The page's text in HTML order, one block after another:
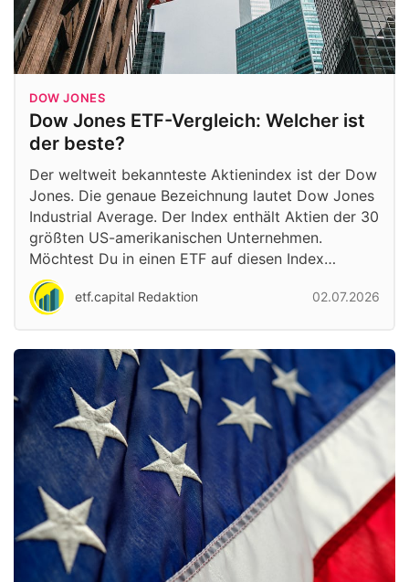
DOW JONES
Dow Jones ETF-Vergleich: Welcher ist
der beste?
Der weltweit bekannteste Aktienindex ist der Dow
Jones. Die genaue Bezeichnung lautet Dow Jones
Industrial Average. Der Index enthält Aktien der 30
größten US-amerikanischen Unternehmen.
Möchtest Du in einen ETF auf diesen Index…
etf.capital Redaktion 02.07.2026